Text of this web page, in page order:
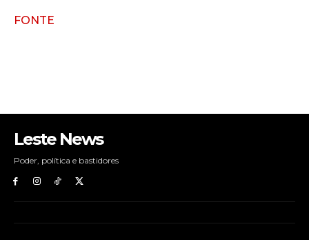
FONTE
Leste News
Poder, política e bastidores